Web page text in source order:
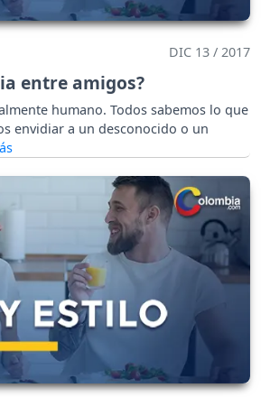
DIC 13 / 2017
entre amigos?
humano. Todos sabemos lo que
envidiar a un desconocido o un